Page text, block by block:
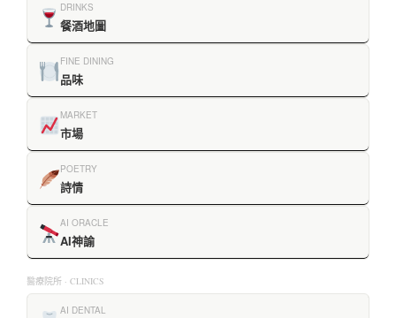
DRINKS
餐酒地圖
FINE DINING
品味
MARKET
市場
POETRY
詩情
AI ORACLE
AI神諭
醫療院所 · CLINICS
AI DENTAL